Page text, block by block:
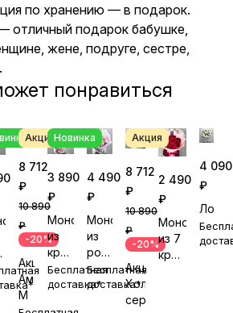
по хранению — в подарок.
отличный подарок бабушке,
жене, подруге, сестре,
понравиться
Акция
8 712
₽
10 890
₽
-20%
Акция!
Аморе
М
Новинка
3 890
₽
Монобукет
из
красных
роз
№2
Бесплатная
доставка*
4 490
₽
Монобукет
из
розовых
роз
№1
Бесплатная
доставка*
Акция
8 712
₽
10 890
₽
-20%
Акция!
Холодное
сердце
2 490
₽
Монобукет
из 7
красных
4 090
₽